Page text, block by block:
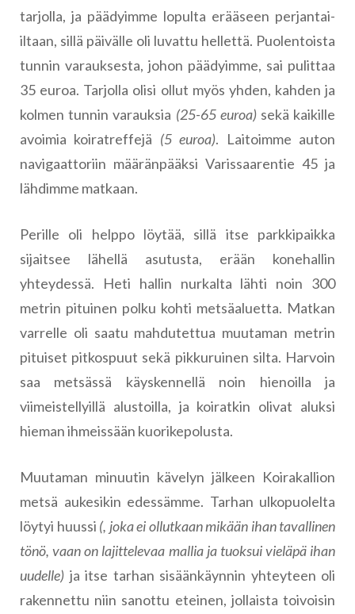
tarjolla, ja päädyimme lopulta erääseen perjantai-
iltaan, sillä päivälle oli luvattu hellettä. Puolentoista
tunnin varauksesta, johon päädyimme, sai pulittaa
35 euroa. Tarjolla olisi ollut myös yhden, kahden ja
kolmen tunnin varauksia (25-65 euroa)sekä kaikille
avoimia koiratreffejä (5 euroa). Laitoimme auton
navigaattoriin määränpääksi Varissaarentie 45 ja
lähdimme matkaan.
Perille oli helppo löytää, sillä itse parkkipaikka
sijaitsee lähellä asutusta, erään konehallin
yhteydessä. Heti hallin nurkalta lähti noin 300
metrin pituinen polku kohti metsäaluetta. Matkan
varrelle oli saatu mahdutettua muutaman metrin
pituiset pitkospuut sekä pikkuruinen silta. Harvoin
saa metsässä käyskennellä noin hienoilla ja
viimeistellyillä alustoilla, ja koiratkin olivat aluksi
hieman ihmeissään kuorikepolusta.
Muutaman minuutin kävelyn jälkeen Koirakallion
metsä aukesikin edessämme. Tarhan ulkopuolelta
löytyi huussi (, joka ei ollutkaan mikään ihan tavallinen
tönö, vaan on lajittelevaa mallia ja tuoksui vieläpä ihan
uudelle) ja itse tarhan sisäänkäynnin yhteyteen oli
rakennettu niin sanottu eteinen, jollaista toivoisin